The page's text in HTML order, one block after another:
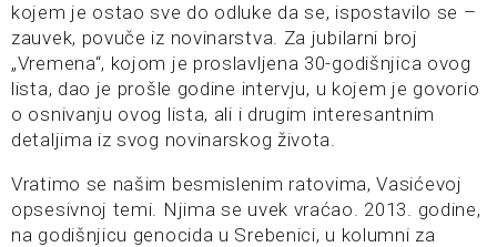
kojem je ostao sve do odluke da se, ispostavilo se –
zauvek, povuče iz novinarstva. Za jubilarni broj
„Vremena“, kojom je proslavljena 30-godišnjica ovog
lista, dao je prošle godine intervju, u kojem je govorio
o osnivanju ovog lista, ali i drugim interesantnim
detaljima iz svog novinarskog života.
Vratimo se našim besmislenim ratovima, Vasićevoj
opsesivnoj temi. Njima se uvek vraćao. 2013. godine,
na godišnjicu genocida u Srebenici, u kolumni za